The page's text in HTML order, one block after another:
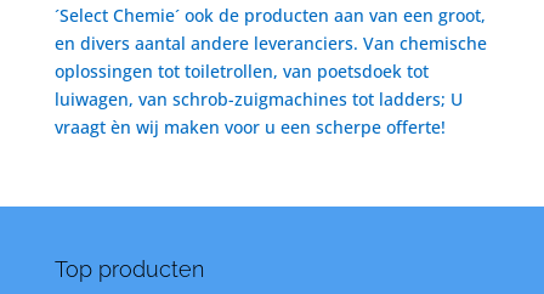
´Select Chemie´ ook de producten aan van een groot,
en divers aantal andere leveranciers. Van chemische
oplossingen tot toiletrollen, van poetsdoek tot
luiwagen, van schrob-zuigmachines tot ladders; U
vraagt èn wij maken voor u een scherpe offerte!
Top producten